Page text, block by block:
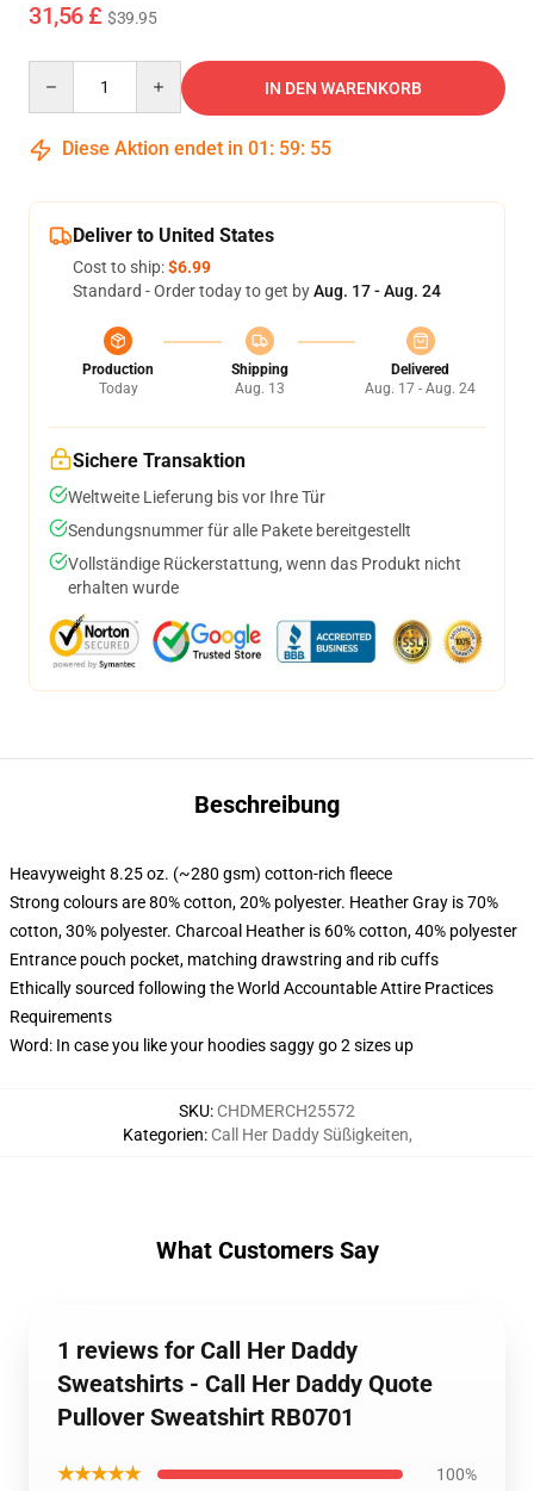
31,56 £ $39.95
IN DEN WARENKORB
Diese Aktion endet in 01 : 59: 54
Deliver to United States
Cost to ship:$6.99
Standard - Order today to get byAug. 17 - Aug. 24
Production
Today
Shipping
Aug. 13
Delivered
Aug. 17 - Aug. 24
Sichere Transaktion
Weltweite Lieferung bis vor Ihre Tür
Sendungsnummer für alle Pakete bereitgestellt
Vollständige Rückerstattung, wenn das Produkt nicht
erhalten wurde
Beschreibung
Heavyweight 8.25 oz. (~280 gsm) cotton-rich fleece
Strong colours are 80% cotton, 20% polyester. Heather Gray is 70%
cotton, 30% polyester. Charcoal Heather is 60% cotton, 40% polyester
Entrance pouch pocket, matching drawstring and rib cuffs
Ethically sourced following the World Accountable Attire Practices
Requirements
Word: In case you like your hoodies saggy go 2 sizes up
SKU: CHDMERCH25572
Kategorien: Call Her Daddy Süßigkeiten,
What Customers Say
1 reviews for Call Her Daddy
Sweatshirts - Call Her Daddy Quote
Pullover Sweatshirt RB0701
★★★★★ 100%